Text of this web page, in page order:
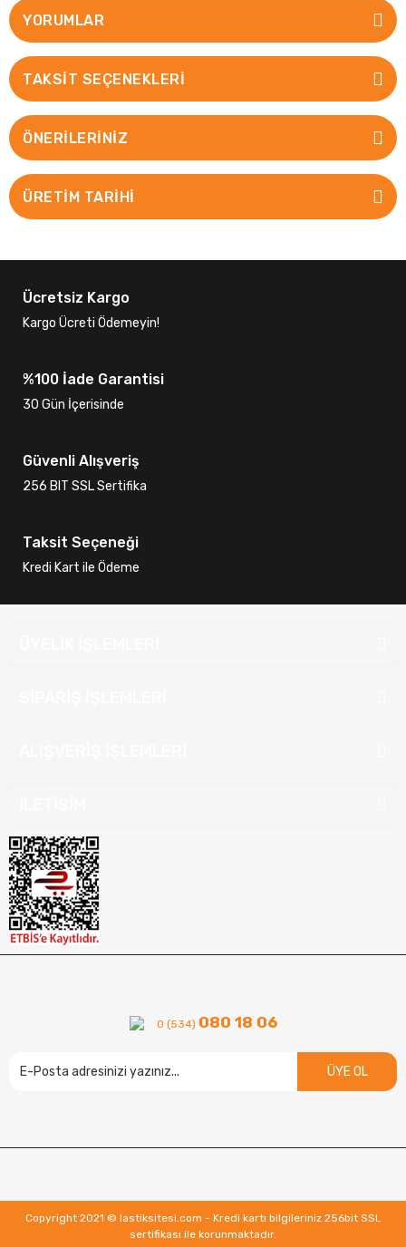
YORUMLAR
TAKSIT SEÇENEKLERI
ÖNERILERINIZ
ÜRETİM TARİHİ
Ücretsiz Kargo
Kargo Ücreti Ödemeyin!
%100 İade Garantisi
30 Gün İçerisinde
Güvenli Alışveriş
256 BIT SSL Sertifika
Taksit Seçeneği
Kredi Kart ile Ödeme
0 (534) 080 18 06
ÜYE OL
Copyright 2021 © lastiksitesi.com - Kredi kartı bilgileriniz 256bit SSL
sertifikası ile korunmaktadır.